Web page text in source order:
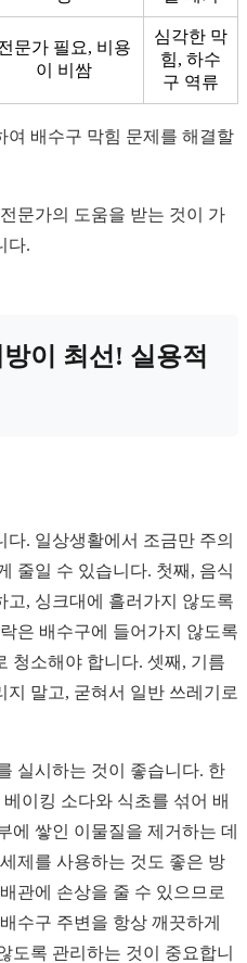
문가 필요, 비용
이 비쌈
심각한 막
힘, 하수
구 역류
여 배수구 막힘 문제를 해결할
문가의 도움을 받는 것이 가
다.
이 최선! 실용적
. 일상생활에서 조금만 주의
줄일 수 있습니다. 첫째, 음식
고, 싱크대에 흘러가지 않도록
은 배수구에 들어가지 않도록
청소해야 합니다. 셋째, 기름
말고, 굳혀서 일반 쓰레기로
실시하는 것이 좋습니다. 한
이킹 소다와 식초를 섞어 배
에 쌓인 이물질을 제거하는 데
제를 사용하는 것도 좋은 방
관에 손상을 줄 수 있으므로
수구 주변을 항상 깨끗하게
도록 관리하는 것이 중요합니